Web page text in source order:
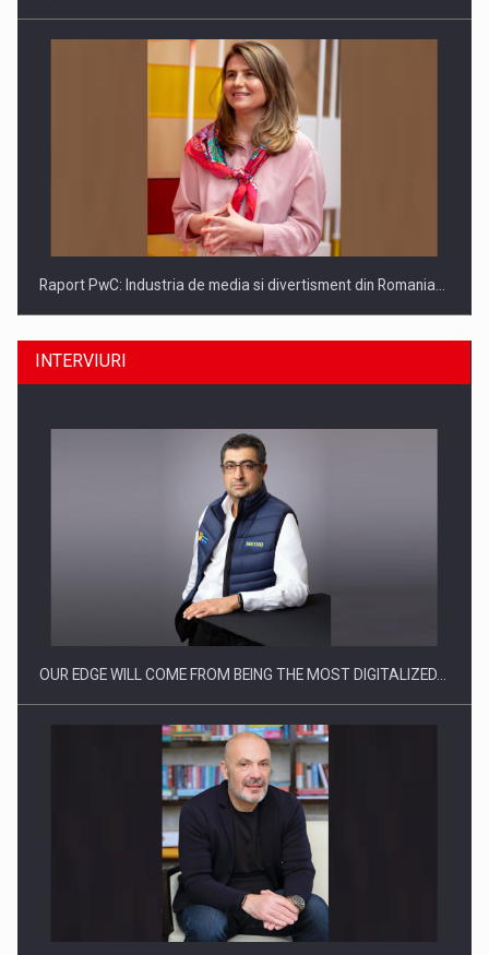
Raport PwC: Industria de media si divertisment din Romania…
Ce nu stiu Directorii de HR despre performanta echipelor…
Cum invatam sa spunem nu intr-o cultura care pedepseste…
INTERVIURI
OUR EDGE WILL COME FROM BEING THE MOST DIGITALIZED…